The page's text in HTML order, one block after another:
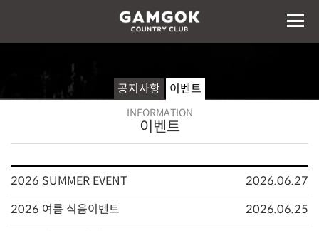
공지사항 이벤트
INFORMATION
이벤트
2026 SUMMER EVENT
2026.06.27
2026 여름 식음이벤트
2026.06.25